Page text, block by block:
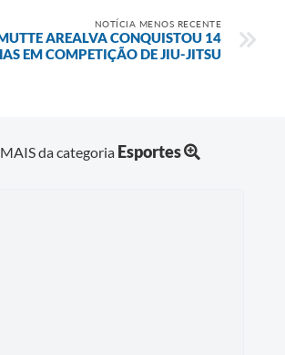
NOTÍCIA MENOS RECENTE
AREALVA CONQUISTOU 14
EM COMPETIÇÃO DE JIU-JITSU
da categoria Esportes